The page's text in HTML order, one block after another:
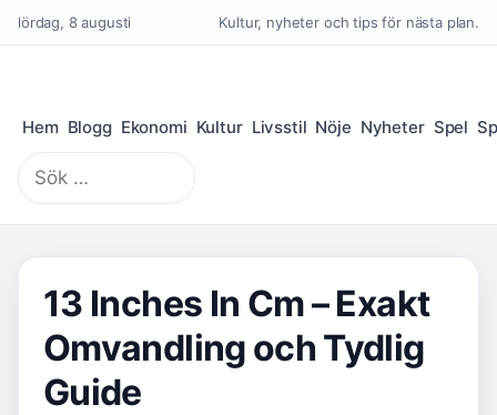
lördag, 8 augusti Kultur, nyheter och tips för nästa plan.
Hem Blogg Ekonomi Kultur Livsstil Nöje Nyheter Spel
Sök
efter:
13 Inches In Cm – Exakt
Omvandling och Tydlig
Guide